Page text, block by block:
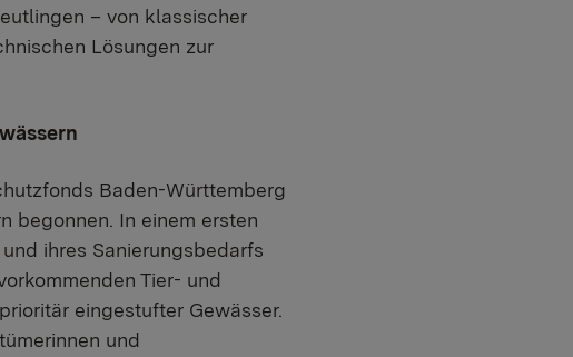
– von klassischer
Lösungen zur
Baden-Württemberg
begonnen. In einem ersten
ihres Sanierungsbedarfs
Tier- und
eingestufter Gewässer.
und